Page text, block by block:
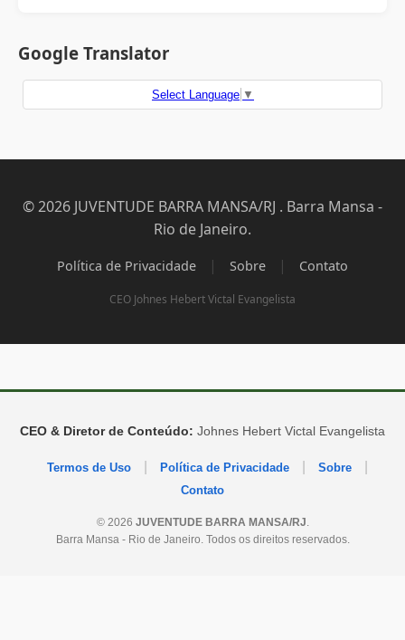
Google Translator
Select Language ▼
© 2026 JUVENTUDE BARRA MANSA/RJ . Barra Mansa -
Rio de Janeiro.
Política de Privacidade | Sobre | Contato
CEO Johnes Hebert Victal Evangelista
CEO & Diretor de Conteúdo: Johnes Hebert Victal Evangelista
Termos de Uso Política de Privacidade Sobre
Contato
© 2026 JUVENTUDE BARRA MANSA/RJ.
Barra Mansa - Rio de Janeiro. Todos os direitos reservados.